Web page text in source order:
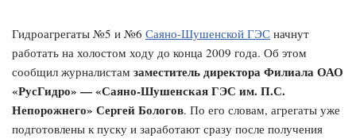
Гидроагрегаты №5 и №6 Саяно-Шушенской ГЭС начнут
работать на холостом ходу до конца 2009 года. Об этом
сообщил журналистам заместитель директора Филиала ОАО
«РусГидро» — «Саяно-Шушенская ГЭС им. П.С.
Непорожнего» Сергей Бологов. По его словам, агрегаты уже
подготовлены к пуску и заработают сразу после получения